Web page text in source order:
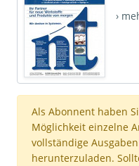
›
Als Abonnent haben
Möglichkeit einzelne
vollständige Ausgaben
herunterzuladen.